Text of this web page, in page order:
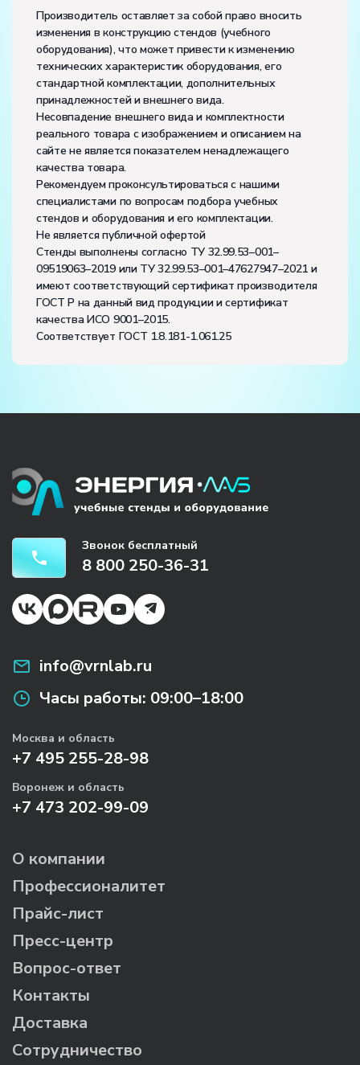
Производитель оставляет за собой право вносить
изменения в конструкцию стендов (учебного
оборудования), что может привести к изменению
технических характеристик оборудования, его
стандартной комплектации, дополнительных
принадлежностей и внешнего вида.
Несовпадение внешнего вида и комплектности
реального товара с изображением и описанием на
сайте не является показателем ненадлежащего
качества товара.
Рекомендуем проконсультироваться с нашими
специалистами по вопросам подбора учебных
стендов и оборудования и его комплектации.
Не является публичной офертой
Стенды выполнены согласно ТУ 32.99.53–001–
09519063–2019 или ТУ 32.99.53–001–47627947–2021 и
имеют соответствующий сертификат производителя
ГОСТ Р на данный вид продукции и сертификат
качества ИСО 9001–2015.
Соответствует ГОСТ 1.8.181-1.061.25
Звонок бесплатный
8 800 250-36-31
info@vrnlab.ru
Часы работы: 09:00–18:00
Москва и область
+7 495 255-28-98
Воронеж и область
+7 473 202-99-09
О компании
Профессионалитет
Прайс-лист
Пресс-центр
Вопрос-ответ
Контакты
Доставка
Сотрудничество